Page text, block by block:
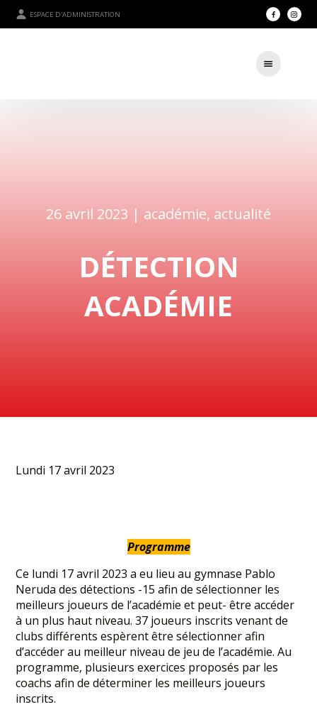
ESPACE D'ADMINISTRATION
26 avril 2023 | académie, actualité
DÉTECTION
ACADÉMIE
Lundi 17 avril 2023
Programme
Ce lundi 17 avril 2023 a eu lieu au gymnase Pablo
Neruda des détections -15 afin de sélectionner les
meilleurs joueurs de l’académie et peut- être accéder
à un plus haut niveau. 37 joueurs inscrits venant de
clubs différents espèrent être sélectionner afin
d’accéder au meilleur niveau de jeu de l’académie. Au
programme, plusieurs exercices proposés par les
coachs afin de déterminer les meilleurs joueurs
inscrits.